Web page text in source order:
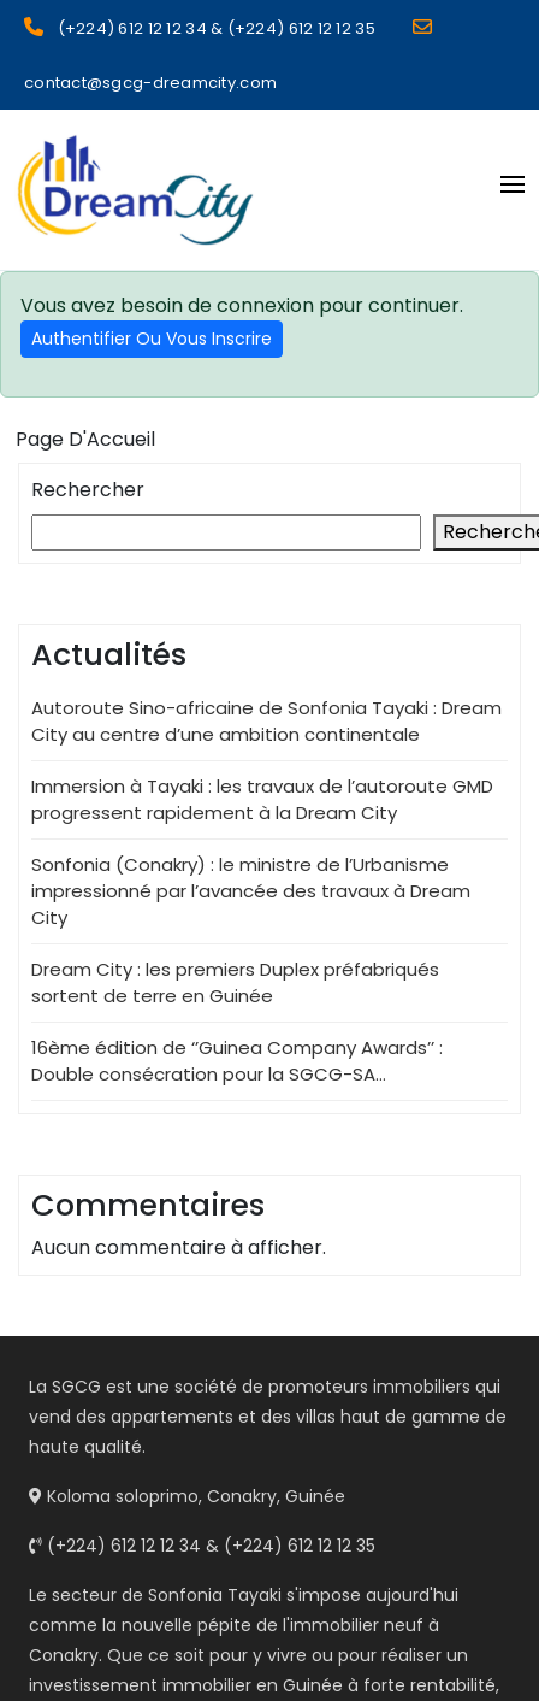
(+224) 612 12 12 34 & (+224) 612 12 12 35
contact@sgcg-dreamcity.com
sgcg dreamcity
Vous avez besoin de connexion pour continuer.
Authentifier Ou Vous Inscrire
Page D'Accueil
Rechercher
Actualités
Autoroute Sino-africaine de Sonfonia Tayaki : Dream
City au centre d’une ambition continentale
Immersion à Tayaki : les travaux de l’autoroute GMD
progressent rapidement à la Dream City
Sonfonia (Conakry) : le ministre de l’Urbanisme
impressionné par l’avancée des travaux à Dream
City
Dream City : les premiers Duplex préfabriqués
sortent de terre en Guinée
16ème édition de ‘’Guinea Company Awards’’ :
Double consécration pour la SGCG-SA…
Commentaires
Aucun commentaire à afficher.
La SGCG est une société de promoteurs immobiliers qui
vend des appartements et des villas haut de gamme de
haute qualité.
Koloma soloprimo, Conakry, Guinée
(+224) 612 12 12 34 & (+224) 612 12 12 35
Le secteur de Sonfonia Tayaki s'impose aujourd'hui
comme la nouvelle pépite de l'immobilier neuf à
Conakry. Que ce soit pour y vivre ou pour réaliser un
investissement immobilier en Guinée à forte rentabilité,